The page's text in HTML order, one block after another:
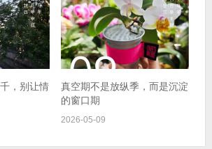
，别让情
真空期不是放纵季，而是沉淀
的窗口期
2026-05-09